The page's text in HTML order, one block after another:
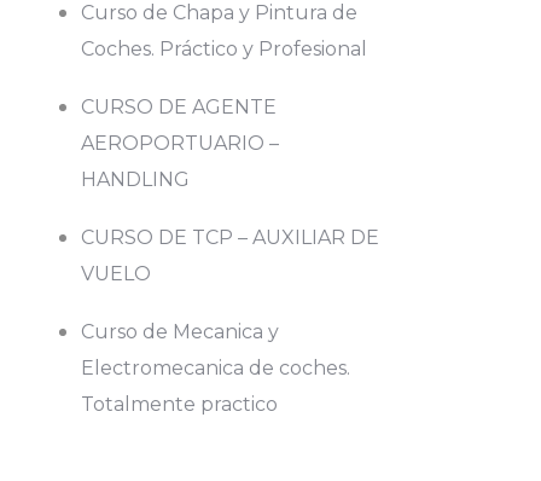
Curso de Chapa y Pintura de
Coches. Práctico y Profesional
CURSO DE AGENTE
AEROPORTUARIO –
HANDLING
CURSO DE TCP – AUXILIAR DE
VUELO
Curso de Mecanica y
Electromecanica de coches.
Totalmente practico